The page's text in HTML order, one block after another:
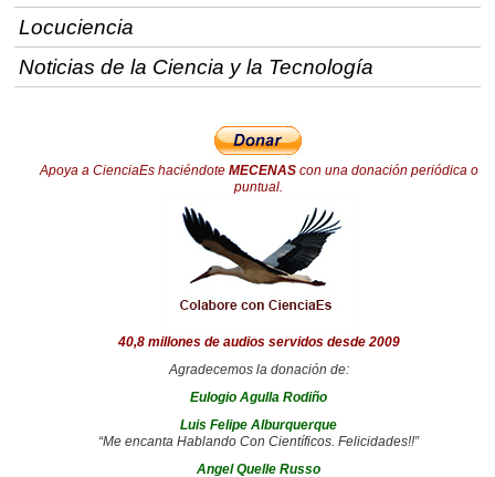
Locuciencia
Noticias de la Ciencia y la Tecnología
Apoya a CienciaEs haciéndote MECENAScon una donación periódica o
puntual.
40,8 millones de audios servidos desde 2009
Agradecemos la donación de:
Eulogio Agulla Rodiño
Luis Felipe Alburquerque
“Me encanta Hablando Con Científicos. Felicidades!!”
Angel Quelle Russo